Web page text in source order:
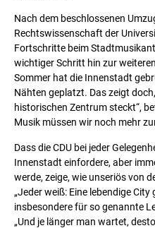
Nach dem beschlossenen
Rechtswissenschaft der
Fortschritte beim
wichtiger Schritt hin zur
Sommer hat die Innenstadt
Nähten geplatzt. Das zeigt
historischen Zentrum steckt“,
Musik müssen wir noch mehr
Dass die CDU bei jeder
Innenstadt einfordere, aber
werde, zeige, wie unseriös von
„Jeder weiß: Eine lebendige
insbesondere für so genannte
„Und je länger man wartet,